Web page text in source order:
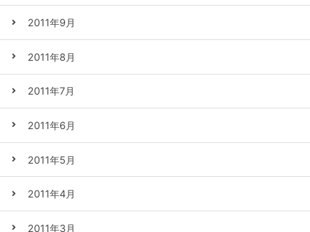
2011年9月
2011年8月
2011年7月
2011年6月
2011年5月
2011年4月
2011年3月